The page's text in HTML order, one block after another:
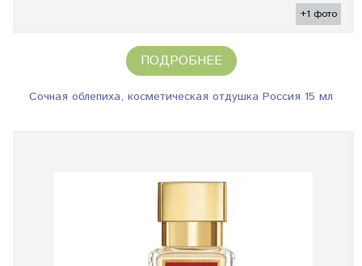
+1 фото
ПОДРОБНЕЕ
Сочная облепиха, косметическая отдушка Россия 15 мл